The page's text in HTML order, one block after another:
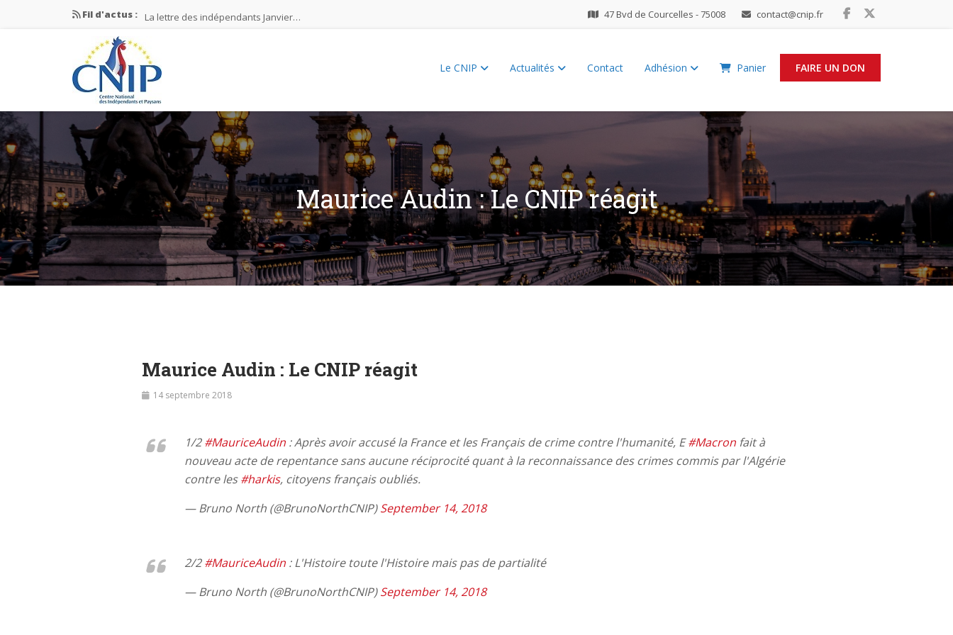
Fil d'actus : La lettre des indépendants Janvier…
La lettre des indépendants Juin…
Mission nationale ÉLECTIONS MUNICIPALES 2026
La lettre des indépendants N°2-2026
47 Bvd de Courcelles - 75008 contact@cnip.fr
FAIRE UN DON
Le CNIP Actualités Contact Adhésion Panier
Maurice Audin : Le CNIP réagit
Maurice Audin : Le CNIP réagit
14 septembre 2018
1/2#MauriceAudin: Après avoir accusé la France et les Français de crime contre l'humanité, E#Macronfait à
nouveau acte de repentance sans aucune réciprocité quant à la reconnaissance des crimes commis par l'Algérie
contre les#harkis, citoyens français oubliés.
— Bruno North (@BrunoNorthCNIP)September 14, 2018
2/2#MauriceAudin: L'Histoire toute l'Histoire mais pas de partialité
— Bruno North (@BrunoNorthCNIP)September 14, 2018